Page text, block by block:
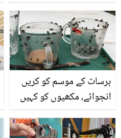
طریقہ بھی جانیں
برسات کے موسم کو کریں
انجوائے، مکھیوں کو کہیں
کے کچھ آسان طریقے